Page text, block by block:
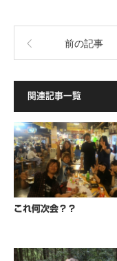
前の記事
関連記事一覧
これ何次会？？